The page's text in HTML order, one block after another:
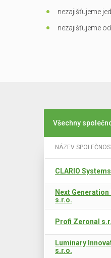
nezajišťujeme
nezajišťujeme
Všechny
NÁZEV
CLARIO
Next Generation
s.r.o.
Profi Zeronal
Luminary
s.r.o.